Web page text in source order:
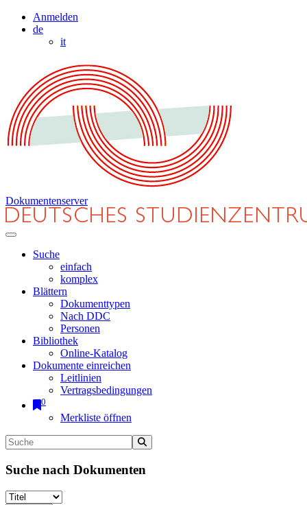
Anmelden
de
it
Dokumentenserver
Suche
einfach
komplex
Blättern
Dokumenttypen
Nach DDC
Personen
Bibliothek
Online-Katalog
Dokumente einreichen
Leitlinien
Vertragsbedingungen
0
Merkliste öffnen
Suche nach Dokumenten